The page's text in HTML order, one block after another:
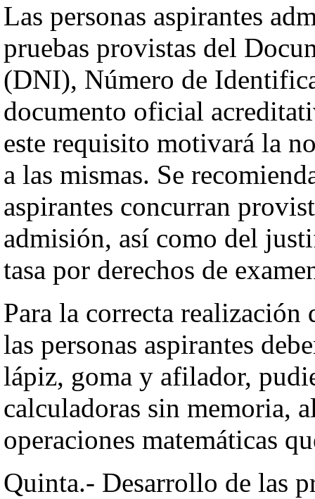
Las personas aspirantes
pruebas provistas del
(DNI), Número de
documento oficial
este requisito motivará la
a las mismas. Se
aspirantes concurran
admisión, así como del
tasa por derechos de
Para la correcta realización
las personas aspirantes
lápiz, goma y afilador,
calculadoras sin memoria,
operaciones matemáticas
Quinta.- Desarrollo de las